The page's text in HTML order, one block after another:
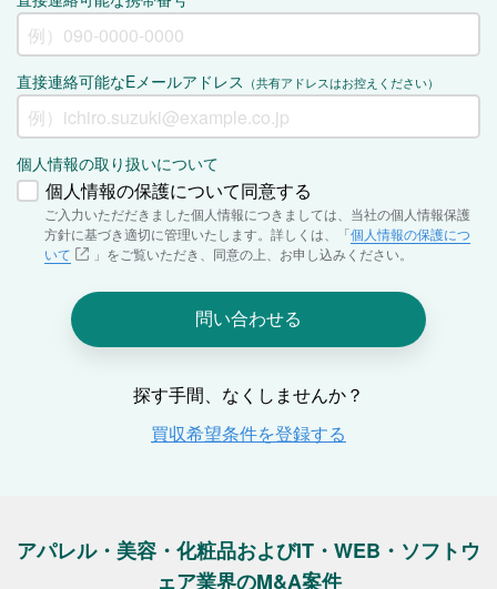
アパレル・美容・化粧品およびIT・WEB・ソフトウ
ェア業界のM&A案件